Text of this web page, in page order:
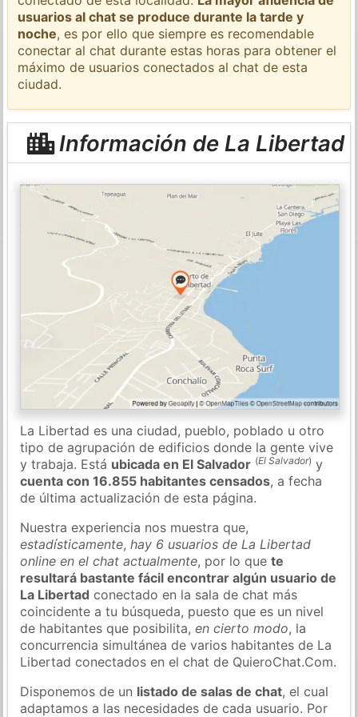
usuarios al chat se produce durante la tarde y
noche, es por ello que siempre es recomendable
conectar al chat durante estas horas para obtener el
máximo de usuarios conectados al chat de esta
ciudad.
Información de La Libertad
La Libertad es una ciudad, pueblo, poblado u otro
tipo de agrupación de edificios donde la gente vive
y trabaja. Está ubicada en El Salvador (El Salvador) y
cuenta con 16.855 habitantes censados, a fecha
de última actualización de esta página.
Nuestra experiencia nos muestra que,
estadísticamente,hay 6 usuarios de La Libertad
online en el chat actualmente, por lo quete
resultará bastante fácil encontrar algún usuario de
La Libertad conectado en la sala de chat más
coincidente a tu búsqueda, puesto que es un nivel
de habitantes que posibilita,en cierto modo, la
concurrencia simultánea de varios habitantes de La
Libertad conectados en el chat de QuieroChat.Com.
Disponemos de un listado de salas de chat, el cual
adaptamos a las necesidades de cada usuario. Por